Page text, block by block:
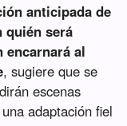
anticipada de
quién será
encarnará al
, sugiere que se
escenas
adaptación fiel